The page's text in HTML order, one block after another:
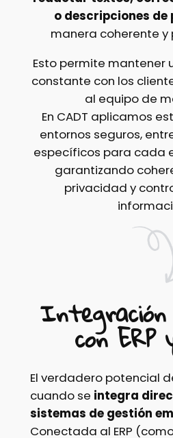
o descripciones
manera coherente y
Esto permite mantener
constante con los
al equipo de
En CADT aplicamos
entornos seguros,
específicos para cada
garantizando
privacidad y
con ERP
El verdadero potencial
cuando se integra
sistemas de gestión
Conectada al ERP